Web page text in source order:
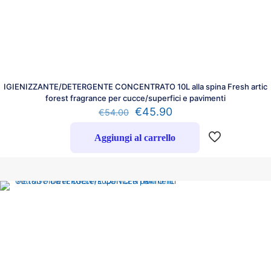
IGIENIZZANTE/DETERGENTE CONCENTRATO 10L alla spina Fresh artic
forest fragrance per cucce/superfici e pavimenti
€54.00 €45.90
Aggiungi al carrello